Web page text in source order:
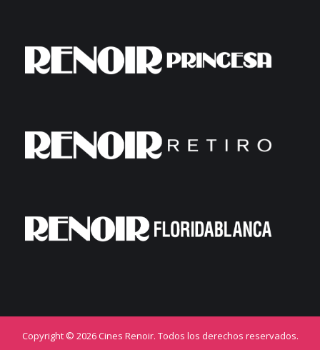
Copyright © 2026 Cines Renoir. Todos los derechos reservados.